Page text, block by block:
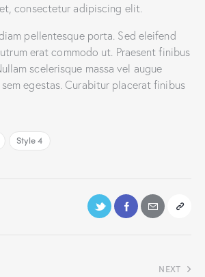
consectetur adipiscing elit.
pellentesque porta. Sed eleifend
erat commodo ut. Praesent finibus
scelerisque massa vel augue
egestas. Curabitur placerat finibus
Style 4
NEXT